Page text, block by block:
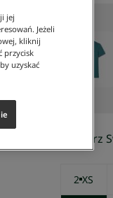
Wybierz
2 XS
jej
Jeżeli
kliknij
przycisk
uzyskać